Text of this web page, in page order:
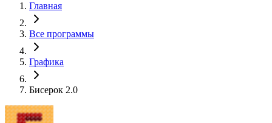
Главная
Все программы
Графика
Бисерок 2.0